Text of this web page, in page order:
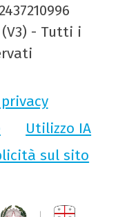
- Tutti i
Utilizzo IA
sul sito